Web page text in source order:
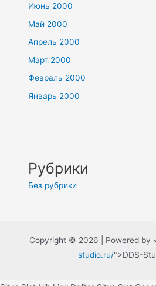
Июнь 2000
Май 2000
Апрель 2000
Март 2000
Февраль 2000
Январь 2000
Рубрики
Без рубрики
Copyright © 2026 | Powered by
studio.ru/">DDS-